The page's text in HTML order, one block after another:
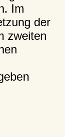
Im
der
zweiten